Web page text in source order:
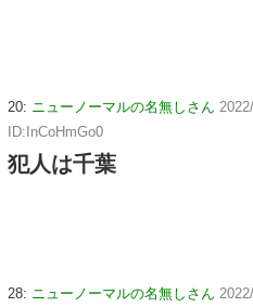
20: ニューノーマルの名無しさん
ID:InCoHmGo0
犯人は千葉
28: ニューノーマルの名無しさん